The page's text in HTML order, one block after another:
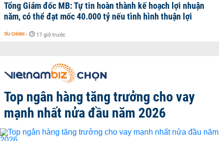
Tổng Giám đốc MB: Tự tin hoàn thành kế hoạch lợi nhuận
năm, có thể đạt mốc 40.000 tỷ nếu tình hình thuận lợi
TÀI CHÍNH - 17 giờ trước
Top ngân hàng tăng trưởng cho vay
mạnh nhất nửa đầu năm 2026